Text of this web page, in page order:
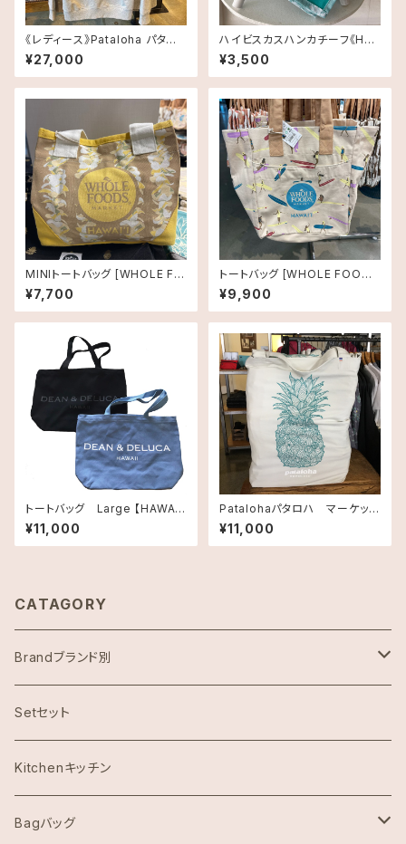
《レディース》Pataloha パタロ
ハ Hawaii限定 パーカーM
¥27,000
ハイビスカスハンカチーフ《HA
WAII限定》DEAN＆DELUCA H
AWAII ディーン＆デルーカ1枚
¥3,500
MINIトートバッグ [WHOLE FO
ODS MARKET]レイ
¥7,700
トートバッグ [WHOLE FOODS
MARKET]ホールフーズマーケ
ット オーガニックショッピングバ
ッグ サーファーガール
¥9,900
トートバッグ Large 【HAWAII
直輸入】《ハワイ限定》DEAN&D
ELUCA ディーンアンドデルーカ
ROYAL HAWAIIAN LIMITED
E送料無料
¥11,000
Patalohaパタロハ マーケット
トートバッグ Tote Bag・パイ
ナップル
¥11,000
CATAGORY
Brandブランド別
ハワイ限定スヌーピー
Abercrombie & Fitch アバクロンビー
Aulani Disneyアウラニディズニー
Setセット
Kitchenキッチン
Bagバッグ